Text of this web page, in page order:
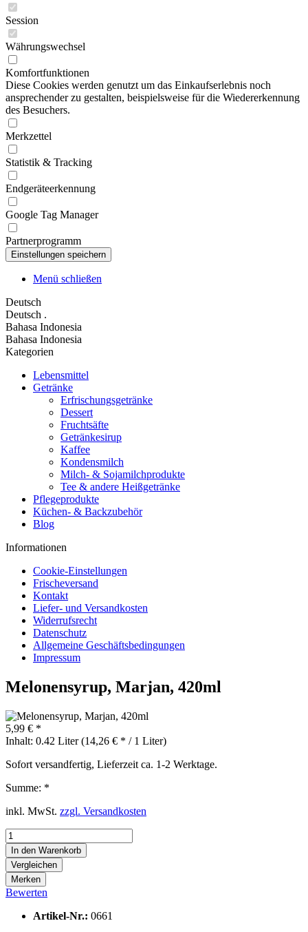
Session
Währungswechsel
Komfortfunktionen
Diese Cookies werden genutzt um das Einkaufserlebnis noch
ansprechender zu gestalten, beispielsweise für die Wiedererkennung
des Besuchers.
Merkzettel
Statistik & Tracking
Endgeräteerkennung
Google Tag Manager
Partnerprogramm
Menü schließen
Deutsch
Deutsch .
Bahasa Indonesia
Bahasa Indonesia
Kategorien
Lebensmittel
Getränke
Erfrischungsgetränke
Dessert
Fruchtsäfte
Getränkesirup
Kaffee
Kondensmilch
Milch- & Sojamilchprodukte
Tee & andere Heißgetränke
Pflegeprodukte
Küchen- & Backzubehör
Blog
Informationen
Cookie-Einstellungen
Frischeversand
Kontakt
Liefer- und Versandkosten
Widerrufsrecht
Datenschutz
Allgemeine Geschäftsbedingungen
Impressum
Melonensyrup, Marjan, 420ml
5,99 € *
Inhalt: 0.42 Liter (14,26 € * / 1 Liter)
Sofort versandfertig, Lieferzeit ca. 1-2 Werktage.
Summe: *
inkl. MwSt. zzgl. Versandkosten
In den Warenkorb
Vergleichen
Merken
Bewerten
Artikel-Nr.: 0661